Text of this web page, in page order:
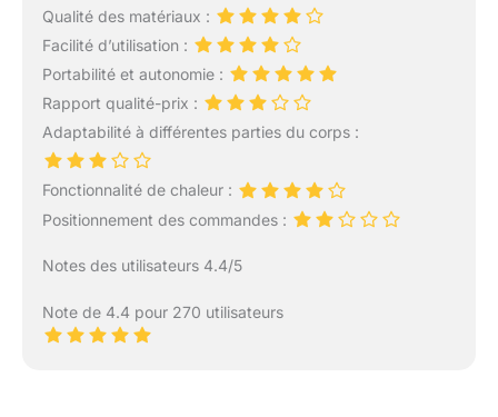
Qualité des matériaux :
Facilité d’utilisation :
Portabilité et autonomie :
Rapport qualité-prix :
Adaptabilité à différentes parties du corps :
Fonctionnalité de chaleur :
Positionnement des commandes :
Notes des utilisateurs 4.4/5
Note de 4.4 pour 270 utilisateurs